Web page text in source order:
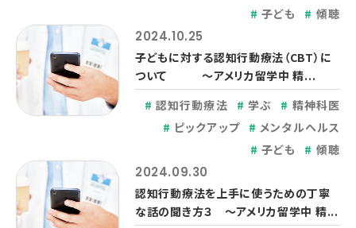
子ども
傾聴
2024.10.25
子どもに対する認知行動療法（CBT）に
ついて ～アメリカ留学中 精...
認知行動療法
学ぶ
精神科医
ピックアップ
メンタルヘルス
子ども
傾聴
2024.09.30
認知行動療法を上手に使うための丁寧
な話の聞き方３ ～アメリカ留学中 精...